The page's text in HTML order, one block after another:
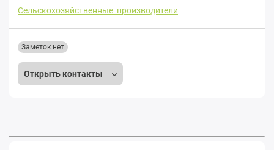
Сельскохозяйственные производители
Открыть контакты
Заметок нет